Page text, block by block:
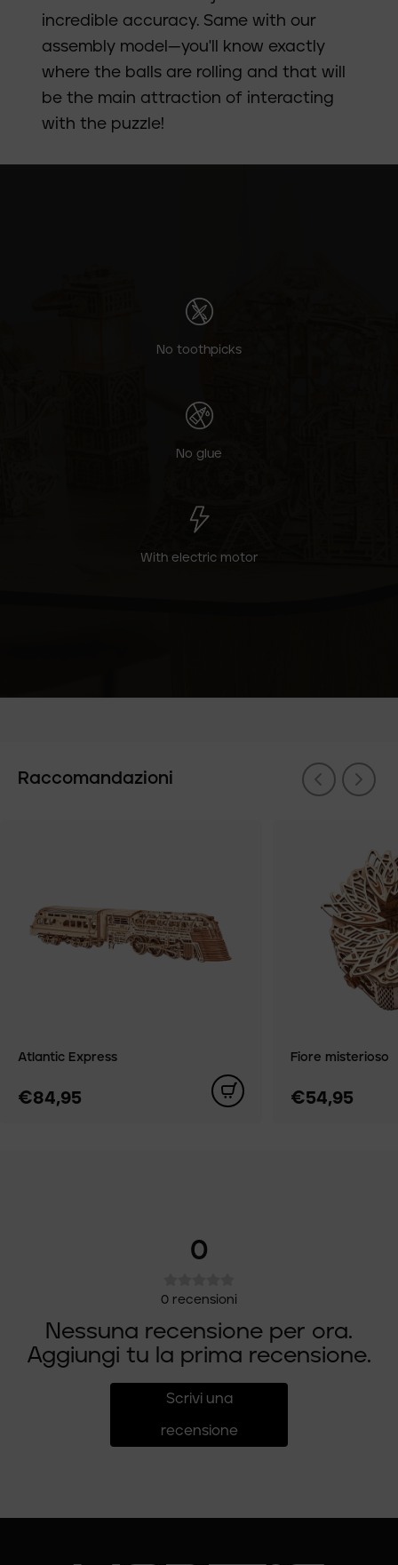
incredible accuracy. Same with our
assembly model—you'll know exactly
where the balls are rolling and that will
be the main attraction of interacting
with the puzzle!
No toothpicks
No glue
With electric motor
Raccomandazioni
Atlantic Express
€84,95
Fiore misterioso
€54,95
0
0 recensioni
Nessuna recensione per ora.
Aggiungi tu la prima recensione.
Scrivi una
recensione